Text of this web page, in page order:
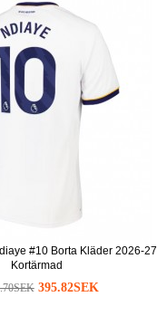
#10 Borta Kläder 2026-27
Kortärmad
395.82SEK